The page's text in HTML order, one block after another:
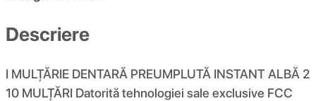
Descriere
I MULȚĂRIE DENTARĂ PREUMPLUTĂ INSTANT ALBĂ 2
10 MULȚĂRI Datorită tehnologiei sale exclusive FCC